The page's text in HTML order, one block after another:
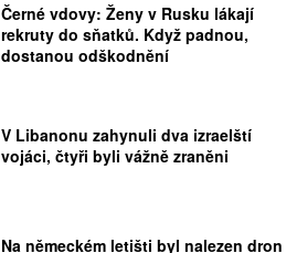
Černé vdovy: Ženy v Rusku lákají
rekruty do sňatků. Když padnou,
dostanou odškodnění
V Libanonu zahynuli dva izraelští
vojáci, čtyři byli vážně zraněni
Na německém letišti byl nalezen dron